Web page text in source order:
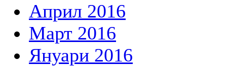
Април 2016
Март 2016
Януари 2016